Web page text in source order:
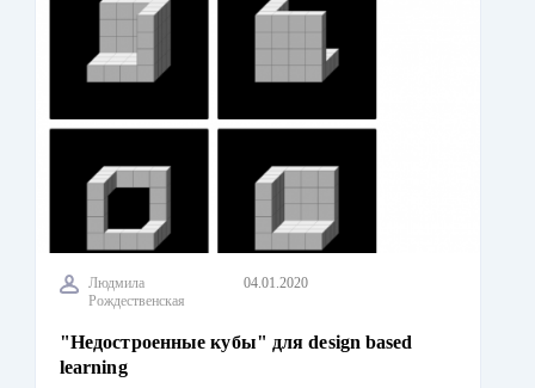
Людмила
Рождественская
04.01.2020
"Недостроенные кубы" для design based
learning